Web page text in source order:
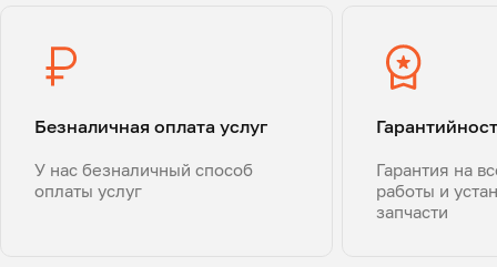
Безналичная оплата услуг
У нас безналичный способ
оплаты услуг
Гарантия на
работы и
запчасти